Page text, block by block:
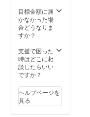
ませ
ん。」
ターン
なので
20歳未
満の方
リター
ンを選
択でき
ませ
ご支援
時には
メール
アドレ
お伺い
させて
頂きま
す。
未満の
者によ
る飲酒
は法令
目標金額に届
かなかった場
合どうなりま
すか？
支援で困った
時はどこに相
談したらいい
ですか？
ヘルプページを
見る